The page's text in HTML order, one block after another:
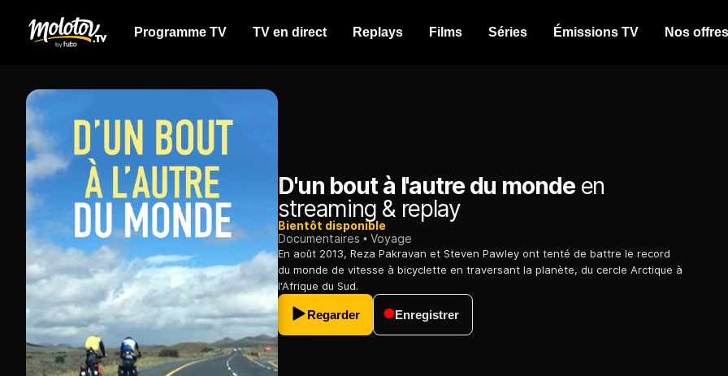
Programme TV TV en direct Replays Films Séries Émissions TV Nos offres
D'un bout à l'autre du mondeen
streaming & replay
Bientôt disponible
Documentaires
Voyage
En août 2013, Reza Pakravan et Steven Pawley ont tenté de battre le record
du monde de vitesse à bicyclette en traversant la planète, du cercle Arctique à
l'Afrique du Sud.
Regarder Enregistrer